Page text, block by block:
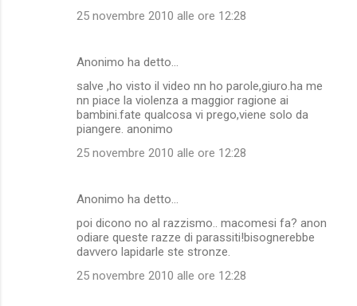
25 novembre 2010 alle ore 12:28
Anonimo ha detto…
salve ,ho visto il video nn ho parole,giuro.ha me
nn piace la violenza a maggior ragione ai
bambini.fate qualcosa vi prego,viene solo da
piangere. anonimo
25 novembre 2010 alle ore 12:28
Anonimo ha detto…
poi dicono no al razzismo.. macomesi fa? anon
odiare queste razze di parassiti!bisognerebbe
davvero lapidarle ste stronze.
25 novembre 2010 alle ore 12:28